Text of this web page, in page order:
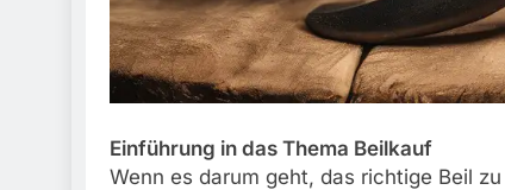
Einführung in das Thema Beilkauf
Wenn es darum geht, das richtige Beil